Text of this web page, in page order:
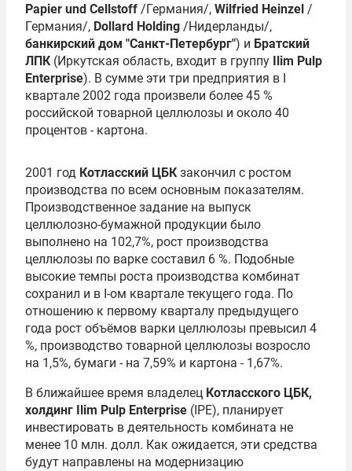
Papier und Cellstoff /Германия/, Wilfried Heinzel /
Германия/, Dollard Holding /Нидерланды/,
банкирский дом "Санкт-Петербург") и Братский
ЛПК(Иркутская область, входит в группу Ilim Pulp
Enterprise). В сумме эти три предприятия в I
квартале 2002 года произвели более 45 %
российской товарной целлюлозы и около 40
процентов - картона.
2001 год Котласский ЦБКзакончил с ростом
производства по всем основным показателям.
Производственное задание на выпуск
целлюлозно-бумажной продукции было
выполнено на 102,7%, рост производства
целлюлозы по варке составил 6 %. Подобные
высокие темпы роста производства комбинат
сохранил и в I-ом квартале текущего года. По
отношению к первому кварталу предыдущего
года рост объёмов варки целлюлозы превысил 4
%, производство товарной целлюлозы возросло
на 1,5%, бумаги - на 7,59% и картона - 1,67%.
В ближайшее время владелец Котласского ЦБК,
холдинг Ilim Pulp Enterprise (IPE), планирует
инвестировать в деятельность комбината не
менее 10 млн. долл. Как ожидается, эти средства
будут направлены на модернизацию